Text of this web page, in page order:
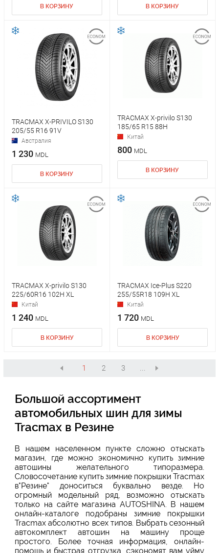
В КОРЗИНУ В КОРЗИНУ
TRACMAX X-PRIVILO S130
205/55 R16 91V
Австралия
1 230 MDL
В КОРЗИНУ
TRACMAX X-privilo S130
185/65 R15 88H
Китай
800 MDL
В КОРЗИНУ
TRACMAX X-privilo S130
225/60R16 102H XL
Китай
1 240 MDL
В КОРЗИНУ
TRACMAX Ice-Plus S220
255/55R18 109H XL
Китай
1 720 MDL
В КОРЗИНУ
1 2 3 ...
Большой ассортимент
автомобильных шин для зимы
Tracmax в Резине
В нашем населенном пункте сложно отыскать
магазин, где можно экономично купить зимние
автошины желательного типоразмера.
Словосочетание купить зимние покрышки Tracmax
в"Резине" доноситься буквально везде. Но
огромный модельный ряд, возможно отыскать
только на сайте магазина AUTOSHINA. В нашем
онлайн-каталоге подобраны зимние покрышки
Tracmax абсолютно всех типов. Выбрать сезонный
автокомплект автошин на машину проще
простого. Более точная информация, онлайн-
помощь и быстрая отгрузка, сэкономят вам уйму